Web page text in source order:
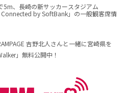
5m、長崎の新サッカースタジアム
Connected by SoftBank」の一般観客席情
吉野北人さんと一緒に宮崎県を
」無料公開中！